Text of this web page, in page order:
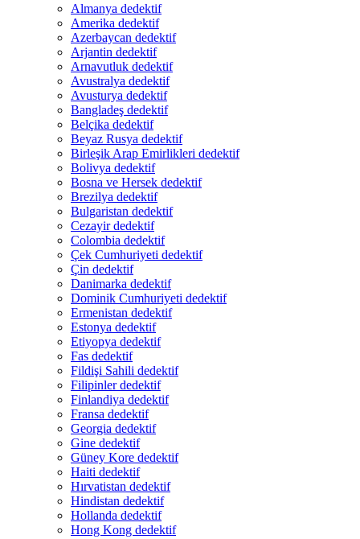
Almanya dedektif
Amerika dedektif
Azerbaycan dedektif
Arjantin dedektif
Arnavutluk dedektif
Avustralya dedektif
Avusturya dedektif
Bangladeş dedektif
Belçika dedektif
Beyaz Rusya dedektif
Birleşik Arap Emirlikleri dedektif
Bolivya dedektif
Bosna ve Hersek dedektif
Brezilya dedektif
Bulgaristan dedektif
Cezayir dedektif
Colombia dedektif
Çek Cumhuriyeti dedektif
Çin dedektif
Danimarka dedektif
Dominik Cumhuriyeti dedektif
Ermenistan dedektif
Estonya dedektif
Etiyopya dedektif
Fas dedektif
Fildişi Sahili dedektif
Filipinler dedektif
Finlandiya dedektif
Fransa dedektif
Georgia dedektif
Gine dedektif
Güney Kore dedektif
Haiti dedektif
Hırvatistan dedektif
Hindistan dedektif
Hollanda dedektif
Hong Kong dedektif